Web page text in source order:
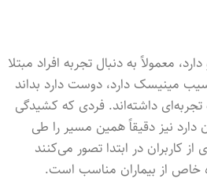
معمولاً به دنبال تجربه افراد مبتلا
مینیسک دارد، دوست دارد بداند
داشته‌اند. فردی که کشیدگی
دارد نیز دقیقاً همین مسیر را طی
کاربران در ابتدا تصور می‌کنند
خاص از بیماران مناسب است.